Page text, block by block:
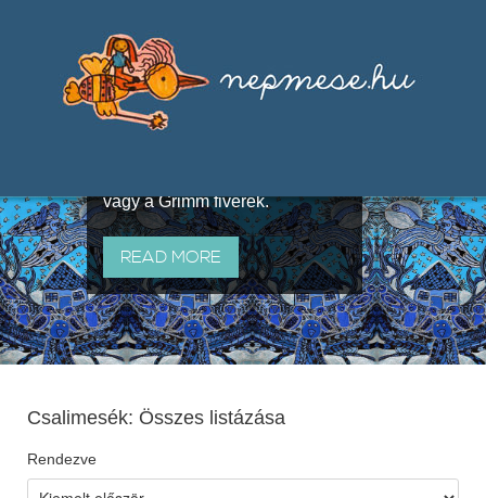
útján terjedő elbeszélésekből,
melyeket olyan ismert gyűjtők
állítottak össze, mint Benedek
vagy a Grimm fivérek.
READ MORE
Csalimesék: Összes listázása
Rendezve